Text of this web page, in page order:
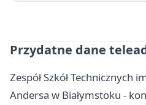
Przydatne dane
Zespół Szkół Technicznych
Andersa w Białymstoku -